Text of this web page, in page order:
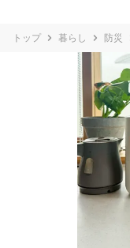
トップ 暮らし 防災